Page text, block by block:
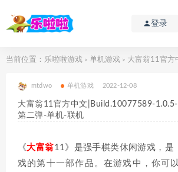
登录
当前位置： 乐啦啦游戏 > 单机游戏 > 大富翁11官方中文
mtdwo 单机游戏 2022-12-08
大富翁11官方中文|Build.10077589-1.0.5-
第二弹-单机-联机
《大富翁11》是强手棋类休闲游戏，是
戏的第十一部作品。在游戏中，你可